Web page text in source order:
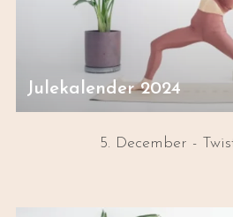
Julekalender 2024
5. December -